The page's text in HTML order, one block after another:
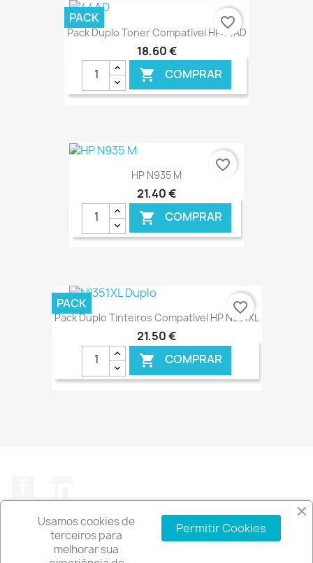
€ ONLINE
Pack Duplo Toner Compatível HP44AD
18,60 €
 COMPRAR
€ ONLINE
PACK favorite_border
HP N935 M
21,40 €
 COMPRAR
€ ONLINE
favorite_border
Pack Duplo Tinteiros Compatível HP N351XL
21,50 €
 COMPRAR
PACK favorite_border
Usamos cookies de
terceiros para
melhorar sua
Permitir Cookies